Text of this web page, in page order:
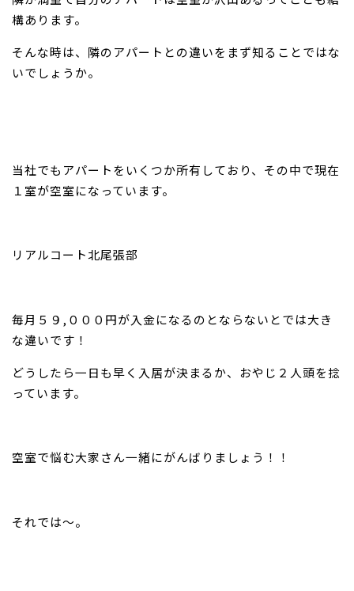
構あります。
そんな時は、隣のアパートとの違いをまず知ることではな
いでしょうか。
当社でもアパートをいくつか所有しており、その中で現在
１室が空室になっています。
リアルコート北尾張部
毎月５９,０００円が入金になるのとならないとでは大き
な違いです！
どうしたら一日も早く入居が決まるか、おやじ２人頭を捻
っています。
空室で悩む大家さん一緒にがんばりましょう！！
それでは～。